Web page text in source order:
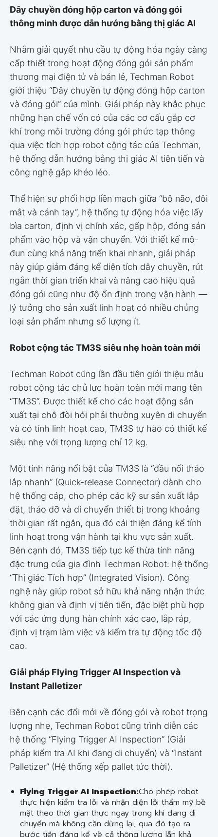
Dây chuyền đóng hộp carton và đóng gói
thông minh được dẫn hướng bằng thị giác AI
Nhằm giải quyết nhu cầu tự động hóa ngày càng
cấp thiết trong hoạt động đóng gói sản phẩm
thương mại điện tử và bán lẻ, Techman Robot
giới thiệu “Dây chuyền tự động đóng hộp carton
và đóng gói” của mình. Giải pháp này khắc phục
những hạn chế vốn có của các cơ cấu gắp cơ
khí trong môi trường đóng gói phức tạp thông
qua việc tích hợp robot cộng tác của Techman,
hệ thống dẫn hướng bằng thị giác AI tiên tiến và
công nghệ gắp khéo léo.
Thể hiện sự phối hợp liền mạch giữa “bộ não, đôi
mắt và cánh tay”, hệ thống tự động hóa việc lấy
bìa carton, định vị chính xác, gấp hộp, đóng sản
phẩm vào hộp và vận chuyển. Với thiết kế mô-
đun cùng khả năng triển khai nhanh, giải pháp
này giúp giảm đáng kể diện tích dây chuyền, rút
ngắn thời gian triển khai và nâng cao hiệu quả
đóng gói cũng như độ ổn định trong vận hành —
lý tưởng cho sản xuất linh hoạt có nhiều chủng
loại sản phẩm nhưng số lượng ít.
Robot cộng tác TM3S siêu nhẹ hoàn toàn mới
Techman Robot cũng lần đầu tiên giới thiệu mẫu
robot cộng tác chủ lực hoàn toàn mới mang tên
“TM3S”. Được thiết kế cho các hoạt động sản
xuất tại chỗ đòi hỏi phải thường xuyên di chuyển
và có tính linh hoạt cao, TM3S tự hào có thiết kế
siêu nhẹ với trọng lượng chỉ 12 kg.
Một tính năng nổi bật của TM3S là “đầu nối tháo
lắp nhanh” (Quick-release Connector) dành cho
hệ thống cáp, cho phép các kỹ sư sản xuất lắp
đặt, tháo dỡ và di chuyển thiết bị trong khoảng
thời gian rất ngắn, qua đó cải thiện đáng kể tính
linh hoạt trong vận hành tại khu vực sản xuất.
Bên cạnh đó, TM3S tiếp tục kế thừa tính năng
đặc trưng của gia đình Techman Robot: hệ thống
“Thị giác Tích hợp” (Integrated Vision). Công
nghệ này giúp robot sở hữu khả năng nhận thức
không gian và định vị tiên tiến, đặc biệt phù hợp
với các ứng dụng hàn chính xác cao, lắp ráp,
định vị trạm làm việc và kiểm tra tự động tốc độ
cao.
Giải pháp Flying Trigger AI Inspection và
Instant Palletizer
Bên cạnh các đổi mới về đóng gói và robot trọng
lượng nhẹ, Techman Robot cũng trình diễn các
hệ thống “Flying Trigger AI Inspection” (Giải
pháp kiểm tra AI khi đang di chuyển) và “Instant
Palletizer” (Hệ thống xếp pallet tức thời).
Flying Trigger AI Inspection:Cho phép robot
thực hiện kiểm tra lỗi và nhận diện lỗi thẩm mỹ bề
mặt theo thời gian thực ngay trong khi đang di
chuyển mà không cần dừng lại, qua đó tạo ra
bước tiến đáng kể về cả thông lượng lẫn khả